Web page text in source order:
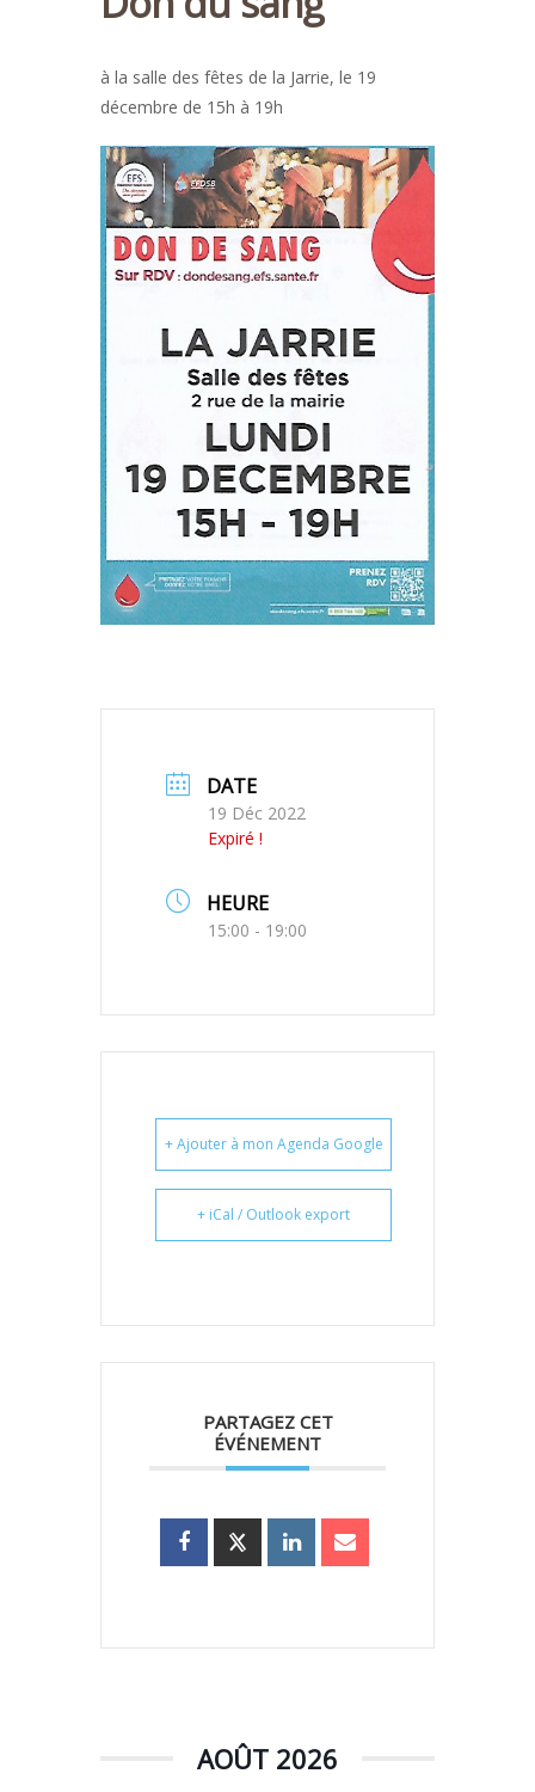
à la salle des fêtes de la Jarrie, le 19
décembre de 15h à 19h
DATE
19 Déc 2022
Expiré !
HEURE
15:00 - 19:00
+ Ajouter à mon Agenda Google
+ iCal / Outlook export
PARTAGEZ CET
ÉVÉNEMENT
AOÛT 2026